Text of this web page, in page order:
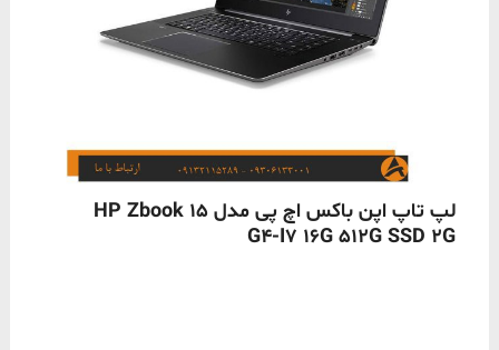
ناموجود
لپ تاپ اپن باکس اچ پی مدل HP Zbook 15
G4-I7 16G 512G SSD 2G